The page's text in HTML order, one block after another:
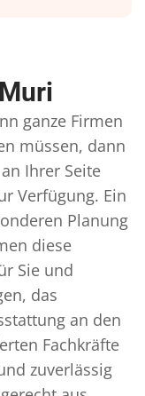
ganze Firmen
müssen, dann
Ihrer Seite
Verfügung. Ein
Planung
diese
Sie und
das
an den
Fachkräfte
zuverlässig